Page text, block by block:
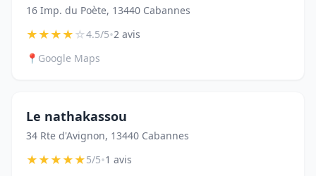
16 Imp. du Poète, 13440 Cabannes
★★★★☆4.5/5•2 avis
📍 Google Maps
Le nathakassou
34 Rte d'Avignon, 13440 Cabannes
★★★★★5/5•1 avis